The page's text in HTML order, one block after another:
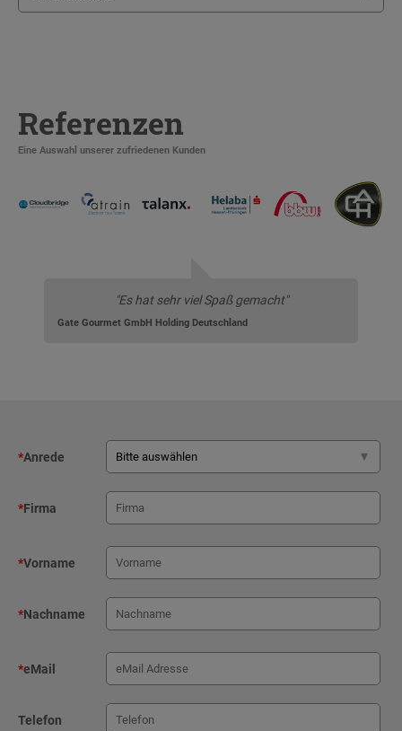
Referenzen
Eine Auswahl unserer zufriedenen Kunden
"Es hat sehr viel Spaß gemacht"
Gate Gourmet GmbH Holding Deutschland
*Anrede
*Firma
*Vorname
*Nachname
*eMail
Telefon